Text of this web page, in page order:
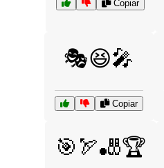
Copiar
🎭😆🎤
Copiar
🎯🏹🎳🏆